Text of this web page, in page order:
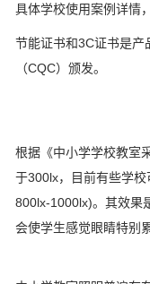
具体学校使用案例详情
节能证书和3C证书是产
（CQC）颁发。
根据《中小学学校教室
于300lx，目前有些学
800lx-1000lx)。其效果
会使学生感觉眼睛特别累